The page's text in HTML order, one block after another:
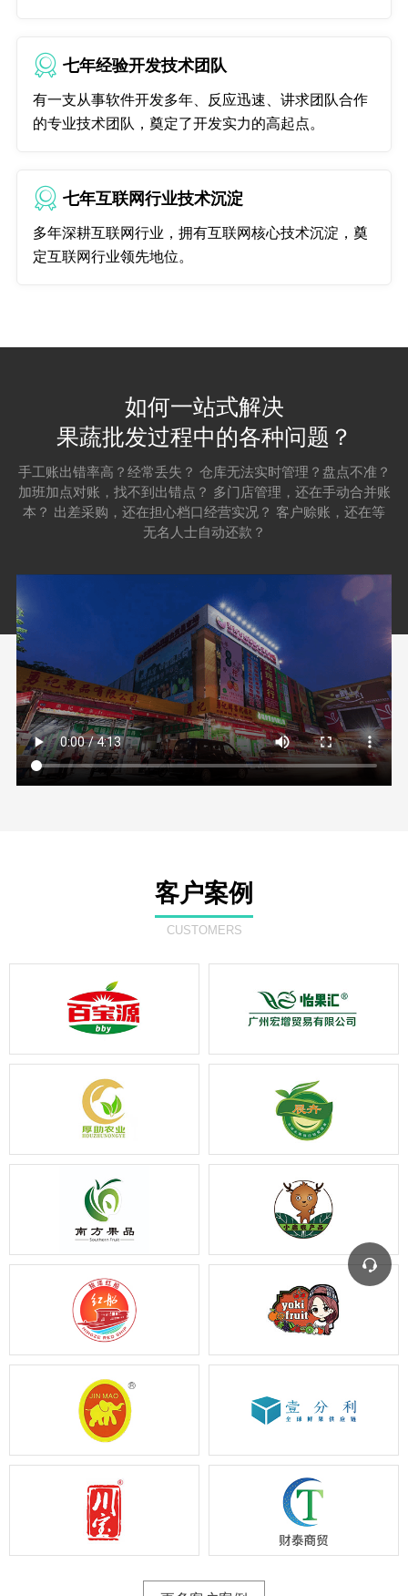
七年经验开发技术团队
有一支从事软件开发多年、反应迅速、讲求团队合作
的专业技术团队，奠定了开发实力的高起点。
七年互联网行业技术沉淀
多年深耕互联网行业，拥有互联网核心技术沉淀，奠
定互联网行业领先地位。
如何一站式解决
果蔬批发过程中的各种问题？
手工账出错率高？经常丢失？ 仓库无法实时管理？盘点不准？
加班加点对账，找不到出错点？ 多门店管理，还在手动合并账
本？ 出差采购，还在担心档口经营实况？ 客户赊账，还在等
无名人士自动还款？
客户案例
CUSTOMERS